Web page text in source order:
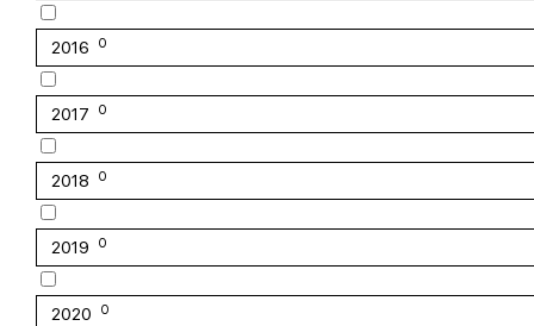
2016 0
2017 0
2018 0
2019 0
2020 0